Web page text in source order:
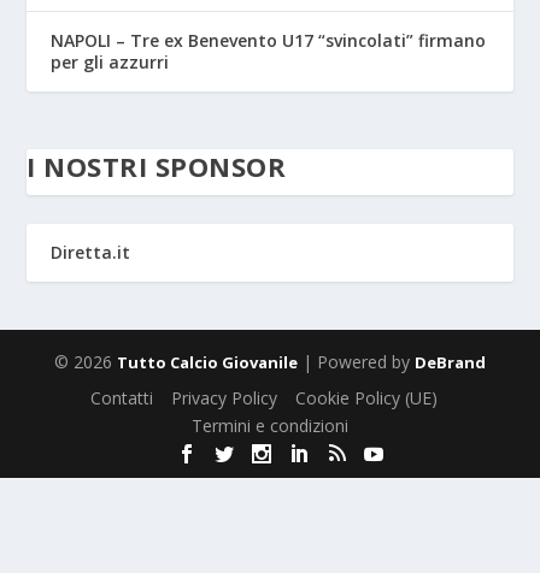
NAPOLI – Tre ex Benevento U17 “svincolati” firmano
per gli azzurri
I NOSTRI SPONSOR
Diretta.it
© 2026 Tutto Calcio Giovanile | Powered by DeBrand
Contatti Privacy Policy
Cookie Policy (UE)
Termini e condizioni